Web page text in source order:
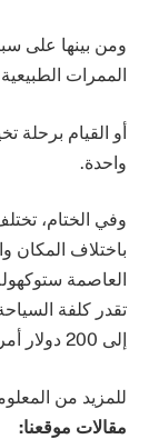
ومن بينها على
الممرات
أو القيام برحلة
واحدة.
وفي الختام،
باختلاف المكان
العاصمة
إلى 200 دولار أمريكي لليوم الواحد.
للمزيد من
مقالات موقعنا: